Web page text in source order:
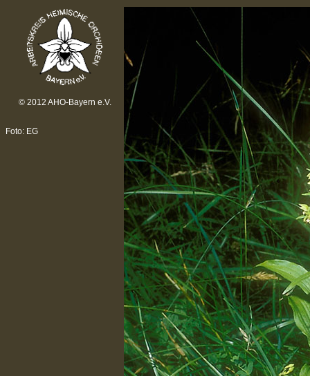
© 2012 AHO-Bayern e.V.
Foto: EG